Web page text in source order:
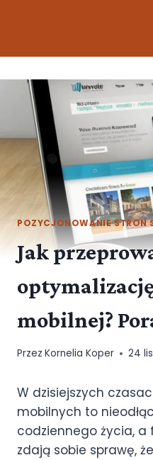
POZYCJONOWANIE STRON
Jak
mobilnej?
Przez Kornelia Koper 24
W dzisiejszych
mobilnych to
codziennego życia, a
zdają sobie sprawę,